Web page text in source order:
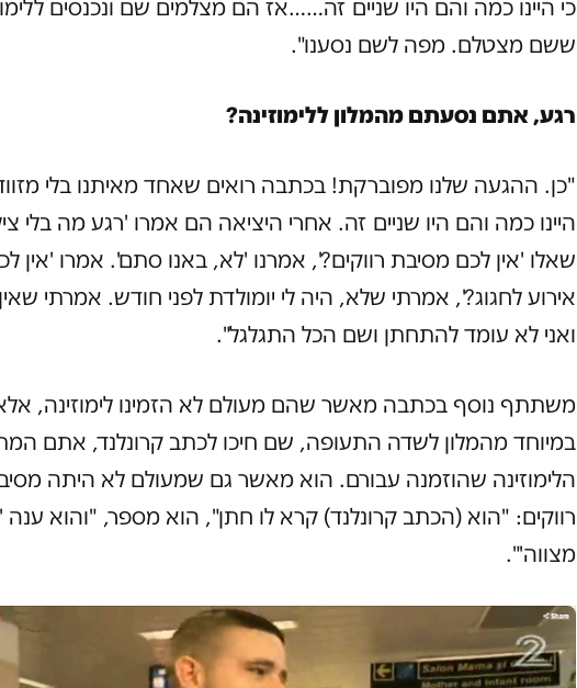
כי היינו כמה והם היו שניים זה……אז הם מצלמים שם ונכנסים
ששם מצטלם. מפה לשם נסענו".
רגע, אתם נסעתם מהמלון ללימוזינה?
"כן. ההגעה שלנו מפוברקת! בכתבה רואים שאחד מאיתנו בלי
היינו כמה והם היו שניים זה. אחרי היציאה הם אמרו 'רגע מה בלי
שאלו 'אין לכם מסיבת רווקים?', אמרנו 'לא, באנו סתם'. אמרו 'אין
אירוע לחגוג?', אמרתי שלא, היה לי יומולדת לפני חודש. אמרתי
ואני לא עומד להתחתן ושם הכל התגלגל".
משתתף נוסף בכתבה מאשר שהם מעולם לא הזמינו לימוזינה,
במיוחד מהמלון לשדה התעופה, שם חיכו לכתב קרונלנד, אתם
הלימוזינה שהוזמנה עבורם. הוא מאשר גם שמעולם לא היתה
רווקים: "הוא (הכתב קרונלנד) קרא לו חתן", הוא מספר, "והוא
מצווה'".